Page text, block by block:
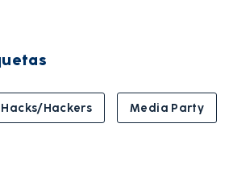
Hacks/Hackers Media Party